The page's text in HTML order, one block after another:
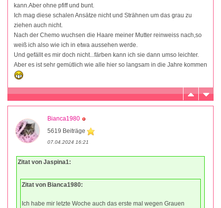
kann.Aber ohne pfiff und bunt.
Ich mag diese schalen Ansätze nicht und Strähnen um das grau zu
ziehen auch nicht.
Nach der Chemo wuchsen die Haare meiner Mutter reinweiss nach,so
weiß ich also wie ich in etwa aussehen werde.
Und gefällt es mir doch nicht...färben kann ich sie dann umso leichter.
Aber es ist sehr gemütlich wie alle hier so langsam in die Jahre kommen
Bianca1980
5619 Beiträge
07.04.2024 16:21
Zitat von Jaspina1:
Zitat von Bianca1980:
Ich habe mir letzte Woche auch das erste mal wegen Grauen